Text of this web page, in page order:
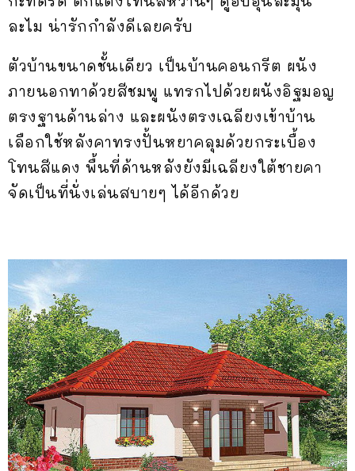
ละไม น่ารักกำลังดีเลยครับ
ตัวบ้านขนาดชั้นเดียว เป็นบ้านคอนกรีต ผนัง
ภายนอกทาด้วยสีชมพู แทรกไปด้วยผนังอิฐมอญ
ตรงฐานด้านล่าง และผนังตรงเฉลียงเข้าบ้าน
เลือกใช้หลังคาทรงปั้นหยาคลุมด้วยกระเบื้อง
โทนสีแดง พื้นที่ด้านหลังยังมีเฉลียงใต้ชายคา
จัดเป็นที่นั่งเล่นสบายๆ ได้อีกด้วย